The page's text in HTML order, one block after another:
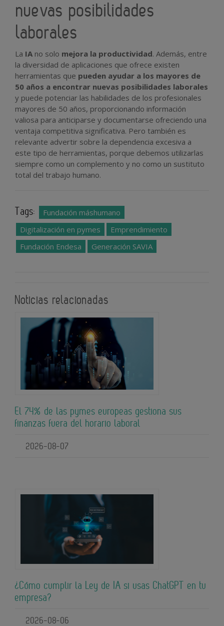
nuevas posibilidades
laborales
La IA no solo mejora la productividad. Además, entre
la diversidad de aplicaciones que ofrece existen
herramientas que pueden ayudar a los mayores de
50 años a encontrar nuevas posibilidades laborales
y puede potenciar las habilidades de los profesionales
mayores de 50 años, proporcionando información
valiosa para anticiparse y documentarse ofreciendo una
ventaja competitiva significativa. Pero también es
relevante advertir sobre la dependencia excesiva a
este tipo de herramientas, porque debemos utilizarlas
siempre como un complemento y no como un sustituto
total del trabajo humano.
Tags:
Fundación máshumano
Digitalización en pymes
Emprendimiento
Fundación Endesa
Generación SAVIA
Noticias relacionadas
El 74% de las pymes europeas gestiona sus
finanzas fuera del horario laboral
2026-08-07
¿Cómo cumplir la Ley de IA si usas ChatGPT en tu
empresa?
2026-08-06